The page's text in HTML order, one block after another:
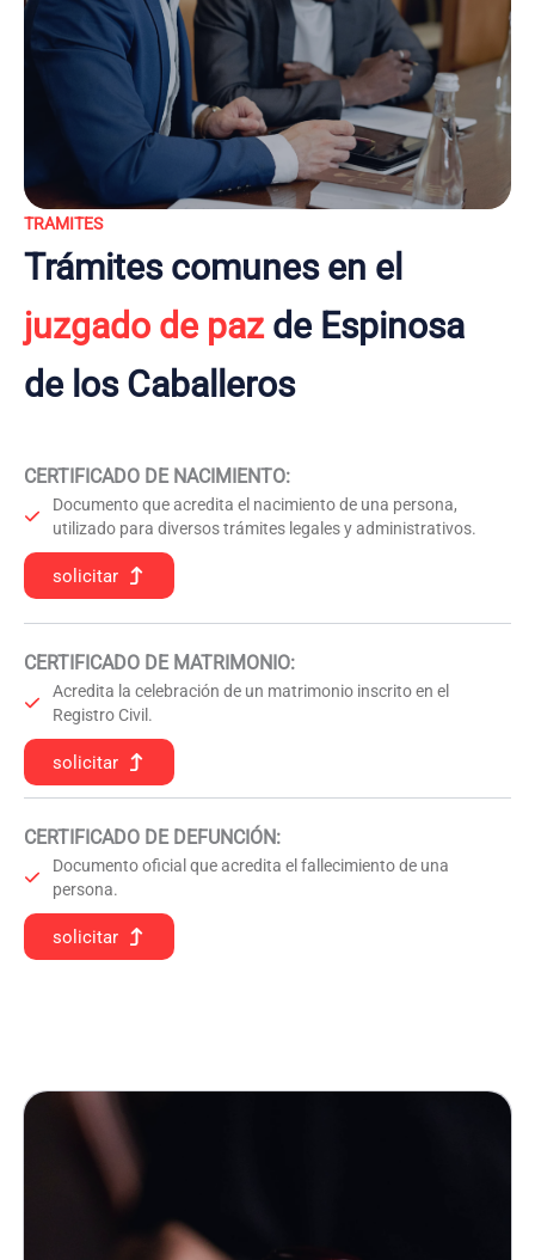
TRAMITES
Trámites comunes en el
juzgado de pazde Espinosa
de los Caballeros
CERTIFICADO DE NACIMIENTO:
Documento que acredita el nacimiento de una persona,
utilizado para diversos trámites legales y administrativos.
solicitar
CERTIFICADO DE MATRIMONIO:
Acredita la celebración de un matrimonio inscrito en el
Registro Civil.
solicitar
CERTIFICADO DE DEFUNCIÓN:
Documento oficial que acredita el fallecimiento de una
persona.
solicitar